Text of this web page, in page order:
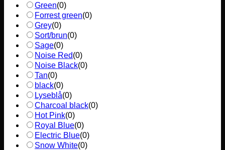
Green(0)
Forrest green(0)
Grey(0)
Sort/brun(0)
Sage(0)
Noise Red(0)
Noise Black(0)
Tan(0)
black(0)
Lyseblå(0)
Charcoal black(0)
Hot Pink(0)
Royal Blue(0)
Electric Blue(0)
Snow White(0)